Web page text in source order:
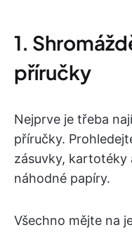
1.
příručky
Nejprve je třeba
příručky.
zásuvky, kartotéky
náhodné papíry.
Všechno mějte na